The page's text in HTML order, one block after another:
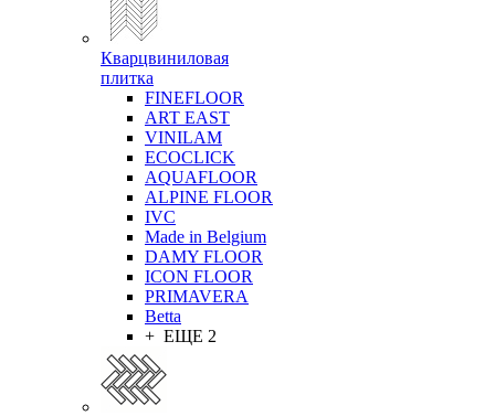
Кварцвиниловая
плитка
FINEFLOOR
ART EAST
VINILAM
ECOCLICK
AQUAFLOOR
ALPINE FLOOR
IVC
Made in Belgium
DAMY FLOOR
ICON FLOOR
PRIMAVERA
Betta
+ ЕЩЕ 2